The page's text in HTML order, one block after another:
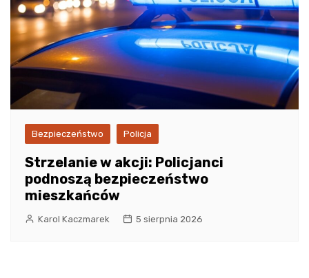
Bezpieczeństwo Policja
Strzelanie w akcji: Policjanci
podnoszą bezpieczeństwo
mieszkańców
Karol Kaczmarek 5 sierpnia 2026